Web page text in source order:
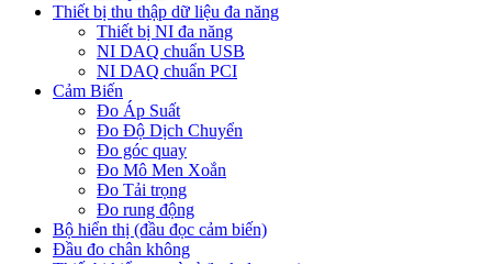
Thiết bị thu thập dữ liệu đa năng
Thiết bị NI đa năng
NI DAQ chuẩn USB
NI DAQ chuẩn PCI
Cảm Biến
Đo Áp Suất
Đo Độ Dịch Chuyển
Đo góc quay
Đo Mô Men Xoắn
Đo Tải trọng
Đo rung động
Bộ hiển thị (đầu đọc cảm biến)
Đầu đo chân không